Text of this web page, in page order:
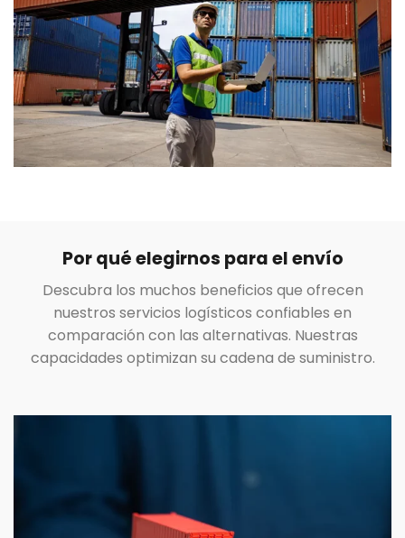
Por qué elegirnos para el envío
Descubra los muchos beneficios que ofrecen
nuestros servicios logísticos confiables en
comparación con las alternativas. Nuestras
capacidades optimizan su cadena de suministro.